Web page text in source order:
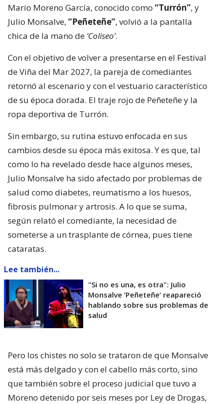
Mario Moreno García, conocido como “Turrón”, y
Julio Monsalve, “Peñeteñe”, volvió a la pantalla
chica de la mano de ‘Coliseo’.
Con el objetivo de volver a presentarse en el Festival
de Viña del Mar 2027, la pareja de comediantes
retornó al escenario y con el vestuario característico
de su época dorada. El traje rojo de Peñeteñe y la
ropa deportiva de Turrón.
Sin embargo, su rutina estuvo enfocada en sus
cambios desde su época más exitosa. Y es que, tal
como lo ha revelado desde hace algunos meses,
Julio Monsalve ha sido afectado por problemas de
salud como diabetes, reumatismo a los huesos,
fibrosis pulmonar y artrosis. A lo que se suma,
según relató el comediante, la necesidad de
someterse a un trasplante de córnea, pues tiene
cataratas.
Lee también...
"Si no es una, es otra": Julio
Monsalve ’Peñeteñe’ reapareció
hablando sobre sus problemas de
salud
Pero los chistes no solo se trataron de que Monsalve
está más delgado y con el cabello más corto, sino
que también sobre el proceso judicial que tuvo a
Moreno detenido por seis meses por Ley de Drogas,